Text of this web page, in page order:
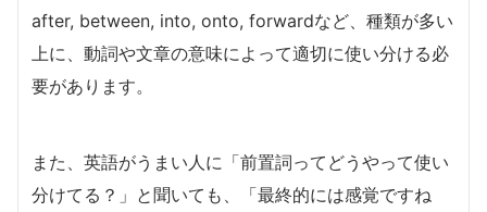
after, between, into, onto, forwardなど、種類が多い
上に、動詞や文章の意味によって適切に使い分ける必
要があります。
また、英語がうまい人に「前置詞ってどうやって使い
分けてる？」と聞いても、「最終的には感覚ですね